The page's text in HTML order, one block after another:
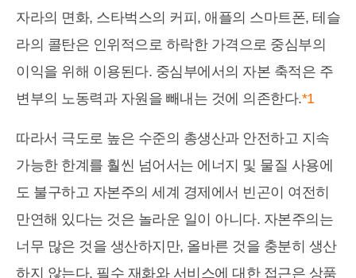
자라의 면화, 스타벅스의 커피, 애플의 스마트폰, 테슬
라의 콜탄은 인위적으로 하락한 가격으로 중심부의
이익을 위해 이용된다. 중심부에서의 자본 축적은 주
변부의 노동력과 자원을 빼내는 것에 의존한다.*1
따라서 극도로 높은 수준의 총생산과 안전하고 지속
가능한 한계를 훨씬 넘어서는 에너지 및 물질 사용에
도 불구하고 자본주의 세계 경제에서 빈곤이 여전히
만연해 있다는 것은 놀라운 일이 아니다. 자본주의는
너무 많은 것을 생산하지만, 올바른 것을 충분히 생산
하지 않는다. 필수 재화와 서비스에 대한 접근은 상품